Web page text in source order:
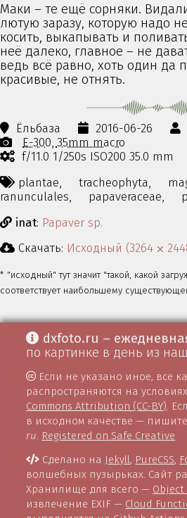
Маки – те ещё сорняки.
лютую заразу, которую надо
косить, выкапывать и
неё далеко, главное – не
ведь всё равно, хоть один да
красивые, не отнять.
Ёльбаза 2016-06-26
E-300 35mm macro
f/11.0 1/250s ISO200 35.0 mm
plantae,
tracheophyta,
ranunculales,
papaveraceae,
inat: Papaver sp.
Скачать: Исходный (3264 ⨉
* "исходный" тут значит "такой, какой
соответствует наибольшему
dxfoto.ru –
по картинке в день из
Если не указано иное, все
распространяются на
Commons Attribution (CC-BY).
в исходном качестве —
ru. Registered on Safe Creative
Сделано на Jekyll, PureCSS,
волшебных пузырьках. Сайт
Хранилище для всего — Object
извлечение EXIF — Cloud